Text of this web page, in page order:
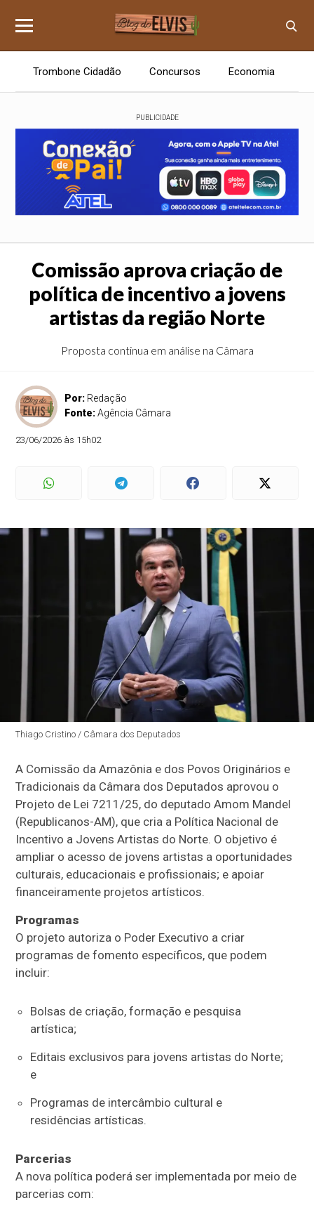
Trombone Cidadão Concursos Economia
PUBLICIDADE
Comissão aprova criação de
política de incentivo a jovens
artistas da região Norte
Proposta continua em análise na Câmara
Por: Redação
Fonte:Agência Câmara
23/06/2026 às 15h02
Thiago Cristino / Câmara dos Deputados
A Comissão da Amazônia e dos Povos Originários e
Tradicionais da Câmara dos Deputados aprovou o
Projeto de Lei 7211/25, do deputado Amom Mandel
(Republicanos-AM), que cria a Política Nacional de
Incentivo a Jovens Artistas do Norte. O objetivo é
ampliar o acesso de jovens artistas a oportunidades
culturais, educacionais e profissionais; e apoiar
financeiramente projetos artísticos.
Programas
O projeto autoriza o Poder Executivo a criar
programas de fomento específicos, que podem
incluir:
Bolsas de criação, formação e pesquisa
artística;
Editais exclusivos para jovens artistas do Norte;
e
Programas de intercâmbio cultural e
residências artísticas.
Parcerias
A nova política poderá ser implementada por meio de
parcerias com: